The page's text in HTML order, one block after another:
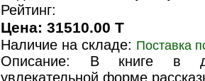
Рейтинг:
Цена: 31510.00 T
Наличие на складе: Поставка
Описание: В книге в
увлекательной форме